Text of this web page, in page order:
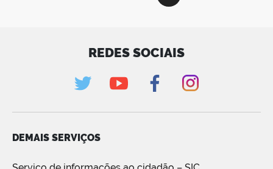
REDES SOCIAIS
DEMAIS SERVIÇOS